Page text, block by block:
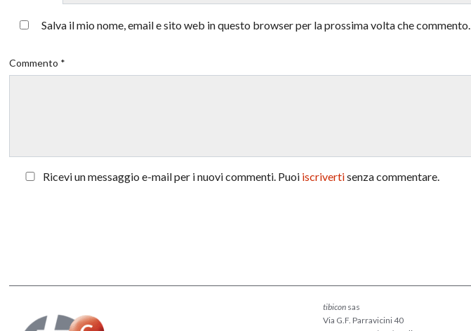
Salva il mio nome, email e sito web in questo browser per la prossima volta che commento.
Commento *
Ricevi un messaggio e-mail per i nuovi commenti. Puoi iscrivertisenza commentare.
tibiconsas
Via G.F. Parravicini 40